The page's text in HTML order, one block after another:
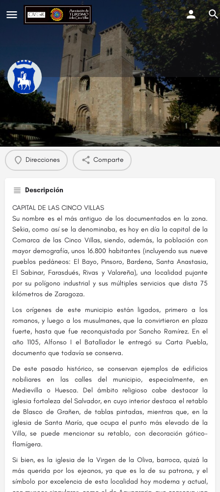
Ejea de los Caballeros
Perfil Eventos 0
Direcciones Comparte
Descripción
CAPITAL DE LAS CINCO VILLAS
Su nombre es el más antiguo de los documentados en la zona.
Sekia, como así se la denominaba, es hoy en día la capital de la
Comarca de las Cinco Villas, siendo, además, la población con
mayor demografía, unos 16.800 habitantes (incluyendo sus nueve
pueblos pedáneos: El Bayo, Pinsoro, Bardena, Santa Anastasia,
El Sabinar, Farasdués, Rivas y Valareña), una localidad pujante
por su polígono industrial y sus múltiples servicios que dista 75
kilómetros de Zaragoza.
Los orígenes de este municipio están ligados, primero a los
romanos, y luego a los musulmanes, que la convirtieron en plaza
fuerte, hasta que fue reconquistada por Sancho Ramírez. En el
año 1105, Alfonso I el Batallador le entregó su Carta Puebla,
documento que todavía se conserva.
De este pasado histórico, se conservan ejemplos de edificios
nobiliares en las calles del municipio, especialmente, en
Medievilla o Huesca. Del ámbito religioso cabe destacar la
iglesia fortaleza del Salvador, en cuyo interior destaca el retablo
de Blasco de Grañen, de tablas pintadas, mientras que, en la
iglesia de Santa María, que ocupa el punto más elevado de la
Villa, se puede mencionar su retablo, con decoración gótico-
flamígera.
Si bien, es la iglesia de la Virgen de la Oliva, barroca, quizá la
más querida por los ejeanos, ya que es la de su patrona, y el
símbolo por excelencia de esta localidad hoy moderna y actual,